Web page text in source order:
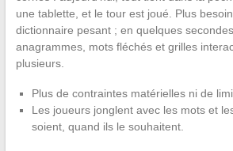
une tablette, et le tour est joué. Plus
dictionnaire pesant ; en quelques
anagrammes, mots fléchés et grilles
plusieurs.
Plus de contraintes matérielles ni de
Les joueurs jonglent avec les mots et
soient, quand ils le souhaitent.